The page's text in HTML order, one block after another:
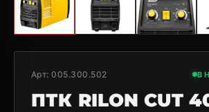
Арт:005.300.502 В
ПТК RILON CUT